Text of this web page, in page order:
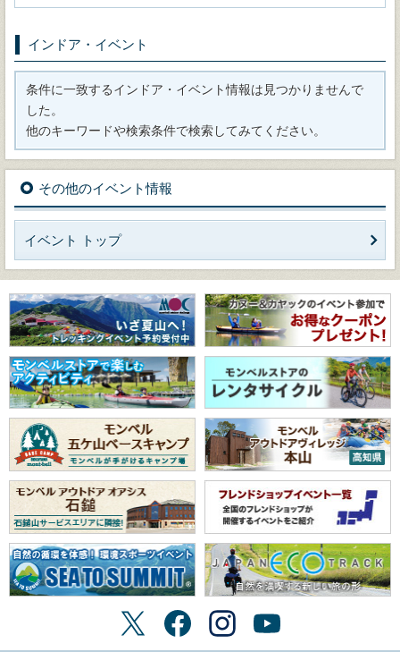
インドア・イベント
条件に一致するインドア・イベント情報は見つかりませんで
した。
他のキーワードや検索条件で検索してみてください。
その他のイベント情報
イベント トップ